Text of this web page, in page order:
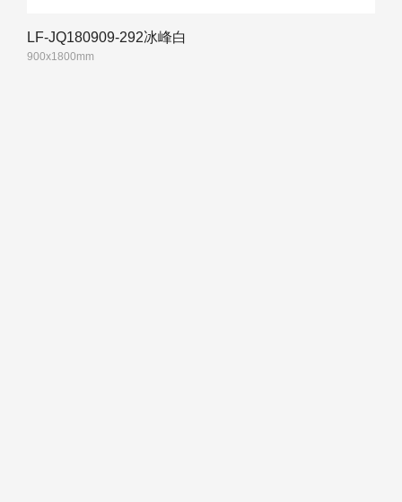
LF-JQ180909-292冰峰白
900x1800mm